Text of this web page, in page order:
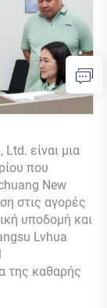
είναι μια
που
New
στις αγορές
υποδομή και
Lvhua
της καθαρής